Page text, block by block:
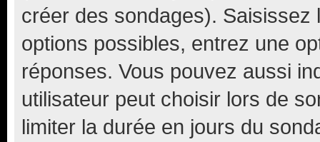
créer des sondages).
options possibles, entrez une
réponses. Vous pouvez aussi
utilisateur peut choisir lors de
limiter la durée en jours du